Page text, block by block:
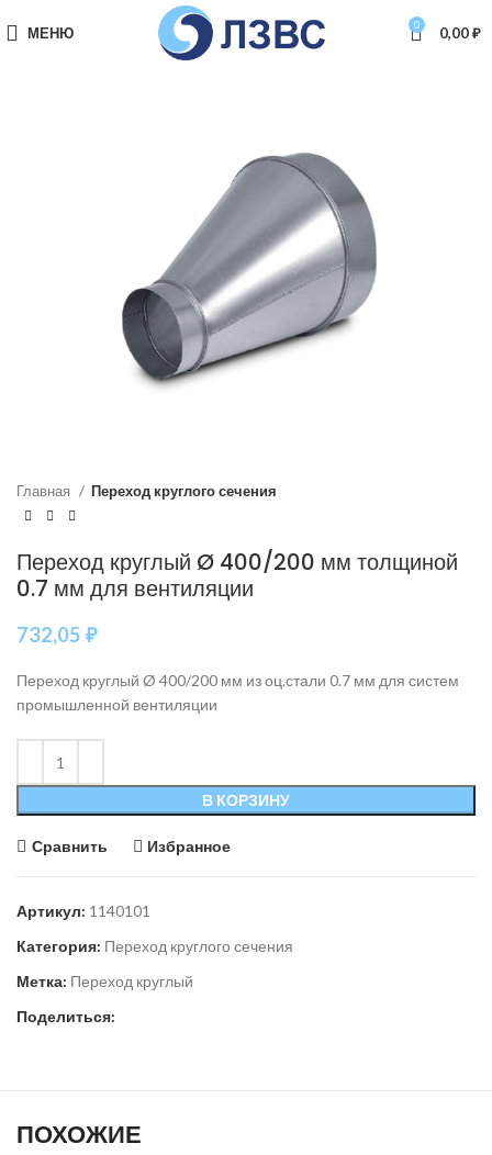
МЕНЮ 0 0,00₽
Главная Переход круглого сечения
Переход круглый Ø 400/200 мм толщиной
0.7 мм для вентиляции
732,05 ₽
Переход круглый Ø 400/200 мм из оц.стали 0.7 мм для систем
промышленной вентиляции
В КОРЗИНУ
Сравнить Избранное
Артикул: 1140101
Категория: Переход круглого сечения
Метка: Переход круглый
Поделиться:
ПОХОЖИЕ